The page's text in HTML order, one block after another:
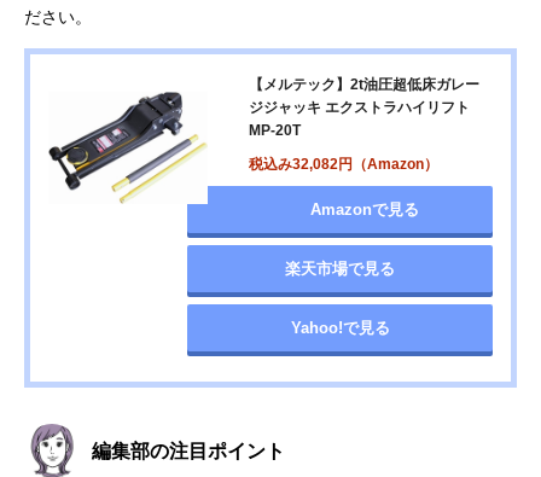
ださい。
【メルテック】2t油圧超低床ガレー
ジジャッキ エクストラハイリフト
MP-20T
税込み32,082円（Amazon）
Amazonで見る
楽天市場で見る
Yahoo!で見る
編集部の注目ポイント